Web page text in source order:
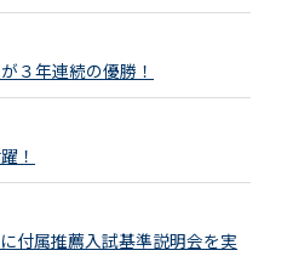
３年連続の優勝！
！
付属推薦入試基準説明会を実